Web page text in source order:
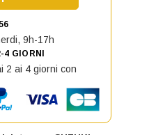
9h-17h
GIORNI
2 ai 4 giorni con